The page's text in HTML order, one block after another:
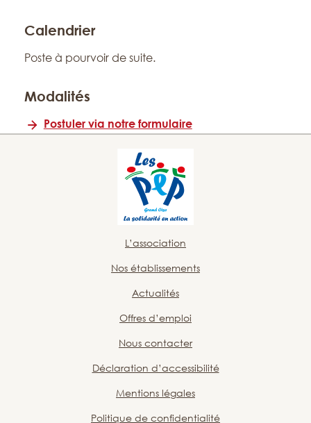
Calendrier
Poste à pourvoir de suite.
Modalités
Postuler via notre formulaire
L’association
Nos établissements
Actualités
Offres d’emploi
Nous contacter
Déclaration d’accessibilité
Mentions légales
Politique de confidentialité